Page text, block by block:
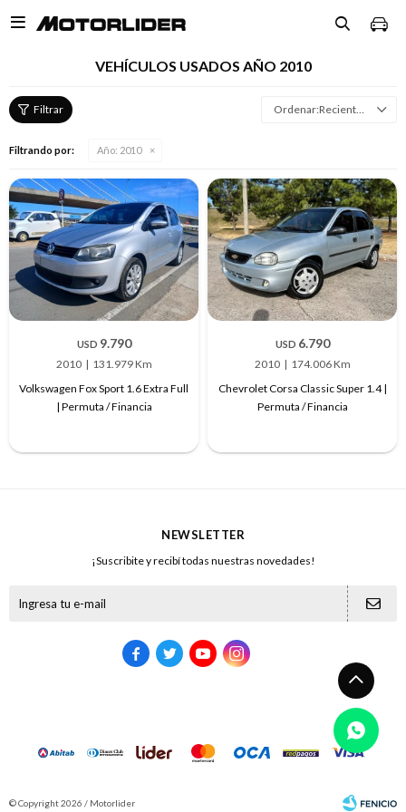

VEHÍCULOS USADOS AÑO 2010
Recientes
Filtrando por: Año: 2010
USD 9.790
2010
131.979 Km
Volkswagen Fox Sport 1.6 Extra Full
| Permuta / Financia
USD 6.790
2010
174.006 Km
Chevrolet Corsa Classic Super 1.4 |
Permuta / Financia
NEWSLETTER
¡Suscribite y recibí todas nuestras novedades!
   
© Copyright 2026 / Motorlider